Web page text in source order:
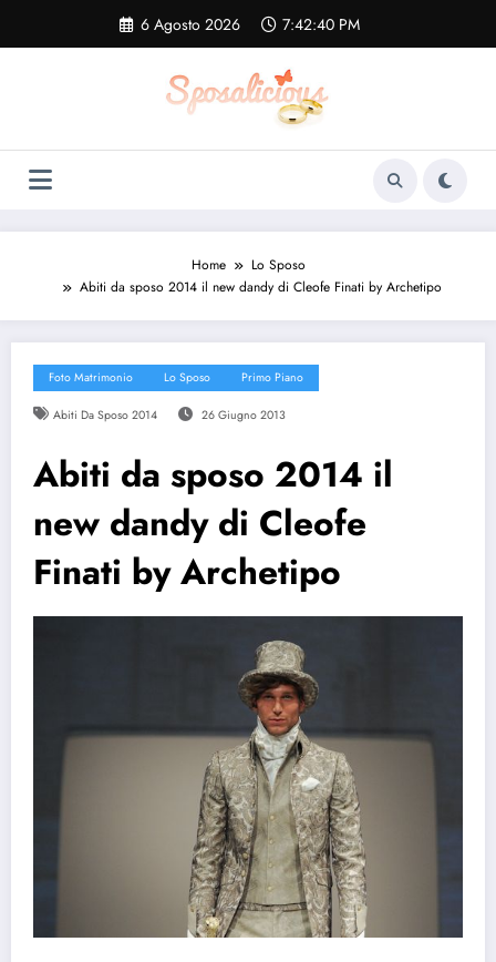
contenuto
6 Agosto 2026 7:42:41 PM
Home
Lo Sposo
Abiti da sposo 2014 il new dandy di Cleofe Finati by Archetipo
Foto Matrimonio Lo Sposo Primo Piano
Abiti Da Sposo 2014 26 Giugno 2013
Abiti da sposo 2014 il
new dandy di Cleofe
Finati by Archetipo